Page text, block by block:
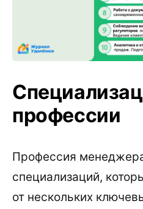
профессии
Профессия
специализаций,
от нескольких